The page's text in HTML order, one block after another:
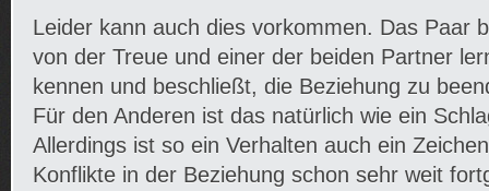
Leider kann auch dies vorkommen. Das Paar
von der Treue und einer der beiden Partner
kennen und beschließt, die Beziehung zu
Für den Anderen ist das natürlich wie ein
Allerdings ist so ein Verhalten auch ein
Konflikte in der Beziehung schon sehr weit